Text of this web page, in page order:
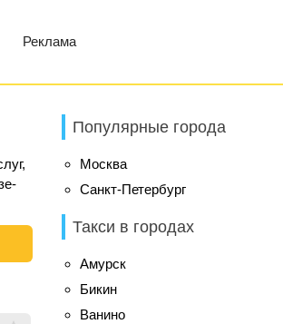
Реклама
Популярные города
Москва
Санкт-Петербург
Такси в городах
Амурск
Бикин
Ванино